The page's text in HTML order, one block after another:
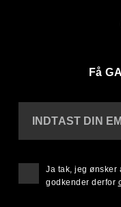
Få
INDTAST DIN
Ja tak, jeg ønsker
godkender derfor